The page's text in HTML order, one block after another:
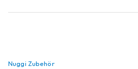
Nuggi Zubehör